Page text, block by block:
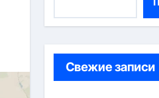
Свежие записи